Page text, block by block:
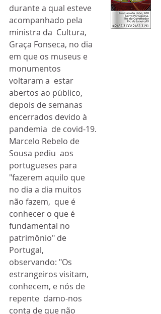
durante a qual esteve
acompanhado pela
ministra da  Cultura,
Graça Fonseca, no dia
em que os museus e
monumentos
voltaram a  estar
abertos ao público,
depois de semanas
encerrados devido à
pandemia  de covid-19.
Marcelo Rebelo de
Sousa pediu  aos
portugueses para
"fazerem aquilo que
no dia a dia muitos
não fazem,  que é
conhecer o que é
fundamental no
patrimônio" de
Portugal,
observando: "Os
estrangeiros visitam,
conhecem, e nós de
repente  damo-nos
conta de que não